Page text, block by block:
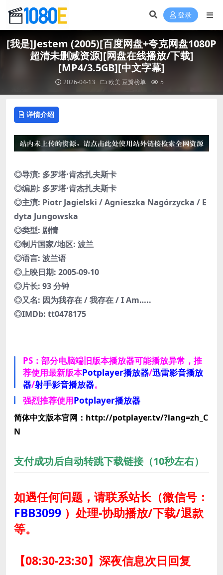
登录
[我是]Jestem (2005)[百度网盘+夸克网盘1080P
超清未删减资源][网盘在线播放/下载]
[MP4/3.5GB][中文字幕]
2026-04-13 欧美豆瓣榜单 5
详情介绍
◎导演: 多罗塔·肯杰扎夫斯卡
◎编剧: 多罗塔·肯杰扎夫斯卡
◎主演: Piotr Jagielski / Agnieszka Nagórzycka / E
dyta Jungowska
◎类型: 剧情
◎制片国家/地区: 波兰
◎语言: 波兰语
◎上映日期: 2005-09-10
◎片长: 93 分钟
◎又名: 因为我存在 / 我存在 / I Am…..
◎IMDb: tt0478175
PS：部分电脑端旧版本播放器可能播放异常，推
荐使用最新版本Potplayer播放器/迅雷影音播放
器/射手影音播放器。
强烈推荐使用Potplayer播放器
简体中文版本官网：http://potplayer.tv/?lang=zh_C
N
支付成功后自动转跳下载链接（10秒左右）
如遇任何问题，请联系站长（微信号：
FBB3099 ） 处理-协助播放/下载/退款
等。
【08:30-23:30】深夜信息次日回复